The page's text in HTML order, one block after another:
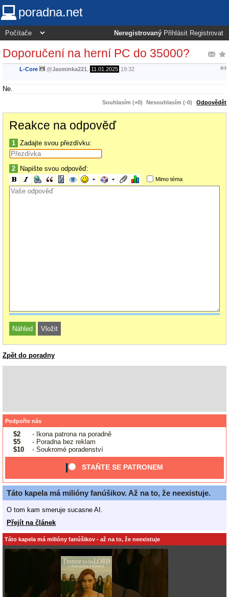
poradna.net
Neregistrovaný Přihlásit Registrovat
Doporučení na herní PC do 35000?
L-Core @Jasminka221 11.01.2025 19:32 #4
Ne.
Souhlasím (+0) Nesouhlasím (-0) Odpovědět
Reakce na odpověď
1 Zadajte svou přezdívku:
2 Napište svou odpověď:
Mimo téma
Zpět do poradny
Podpořte nás
$2
- Ikona patrona na poradně
$5
- Poradna bez reklam
$10
- Soukromé poradenství
STAŇTE SE PATRONEM
Táto kapela má milióny fanúšikov. Až na to, že neexistuje.
O tom kam smeruje sucasne AI.
Přejít na článek
Táto kapela má milióny fanúšikov - až na to, že neexistuje